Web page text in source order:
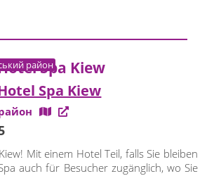
район
Spa Kiew
Mit einem Hotel Teil, falls Sie bleiben
auch für Besucher zugänglich, wo Sie